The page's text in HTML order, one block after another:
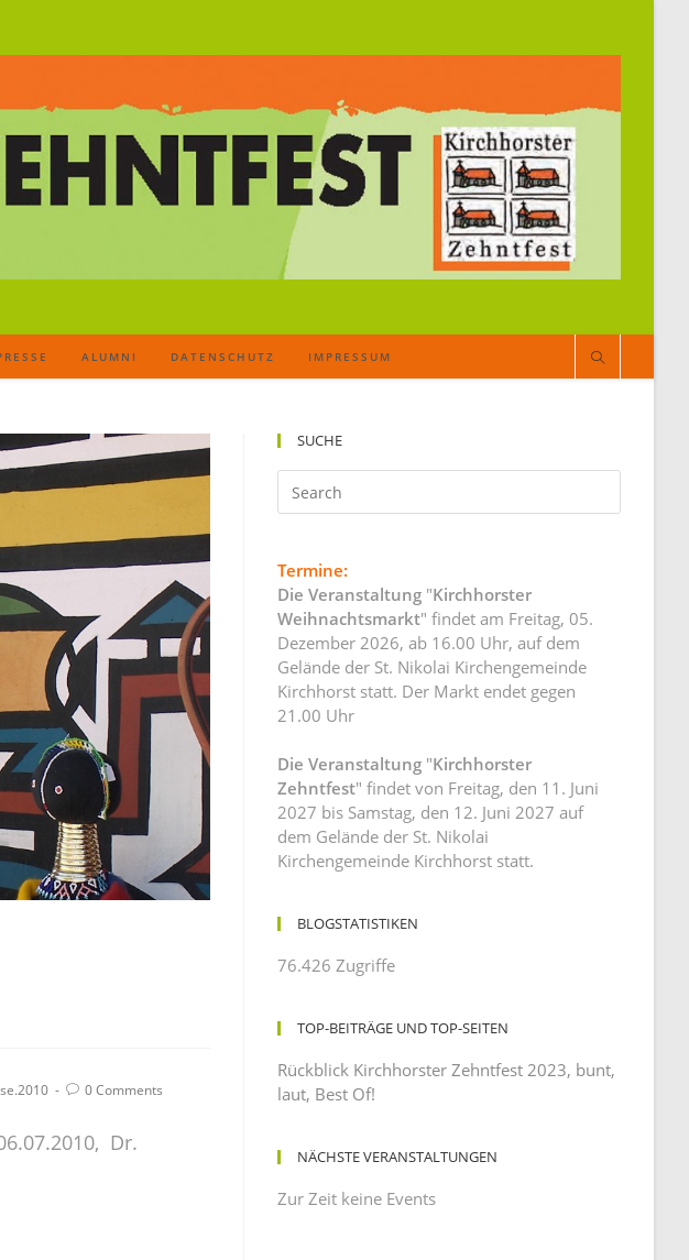
ALUMNI DATENSCHUTZ IMPRESSUM
0 Comments
Dr.
SUCHE
Termine:
Die Veranstaltung "Kirchhorster
Weihnachtsmarkt" findet am Freitag, 05.
Dezember 2026, ab 16.00 Uhr, auf dem
Gelände der St. Nikolai Kirchengemeinde
Kirchhorst statt. Der Markt endet gegen
21.00 Uhr
Die Veranstaltung "Kirchhorster
Zehntfest" findet von Freitag, den 11. Juni
2027 bis Samstag, den 12. Juni 2027 auf
dem Gelände der St. Nikolai
Kirchengemeinde Kirchhorst statt.
BLOGSTATISTIKEN
76.426 Zugriffe
TOP-BEITRÄGE UND TOP-SEITEN
Rückblick Kirchhorster Zehntfest 2023, bunt,
laut, Best Of!
NÄCHSTE VERANSTALTUNGEN
Zur Zeit keine Events